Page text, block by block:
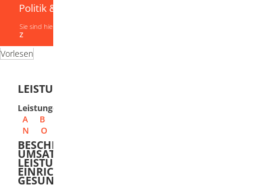
Politik & Verwaltung
Sie sind hier:
Z
Vorlesen
LEISTUNGEN VON A-Z
Leistungen
A
B
N
O
BESCHEINIGUNG ZUR
UMSATZSTEUERBEFREIUNG FÜR
LEISTUNGEN BERUFSBILDENDER
EINRICHTUNGEN - GEWERBLICHE BERUFE,
GESUNDHEITS-, HEIL- UND SOZIALBERUFE